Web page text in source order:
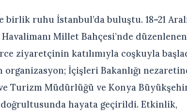
ruhu İstanbul’da buluştu. 18–21
Millet Bahçesi’nde düzenlenen
ziyaretçinin katılımıyla coşkuyla
İçişleri Bakanlığı
Turizm Müdürlüğü ve Konya
hayata geçirildi. Etkinlik,